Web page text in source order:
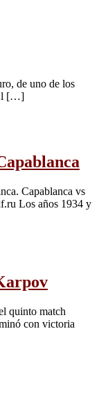
de uno de los
[…]
Capablanca vs
Los años 1934 y
quinto match
con victoria